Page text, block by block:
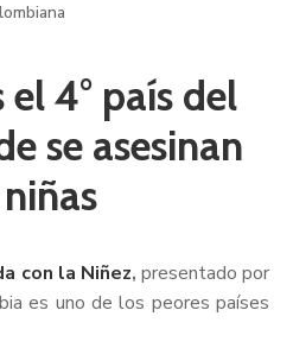
4° país del
se asesinan
con la Niñez, presentado por
es uno de los peores países